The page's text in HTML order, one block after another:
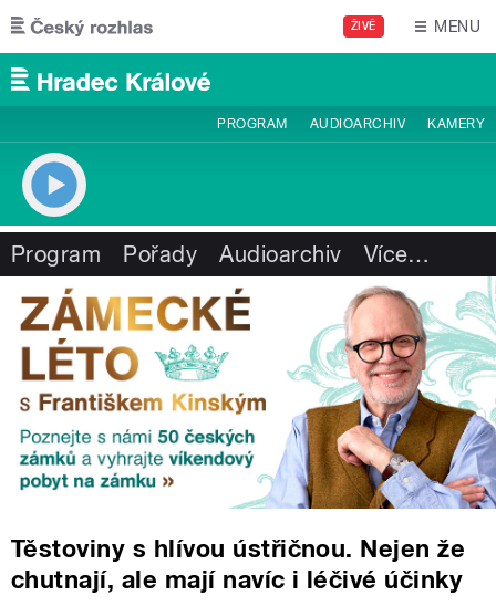
Přejít k hlavnímu obsahu
ŽIVĚ MENU
PROGRAM AUDIOARCHIV KAMERY
Program Pořady Audioarchiv Více…
Těstoviny s hlívou ústřičnou. Nejen že
chutnají, ale mají navíc i léčivé účinky